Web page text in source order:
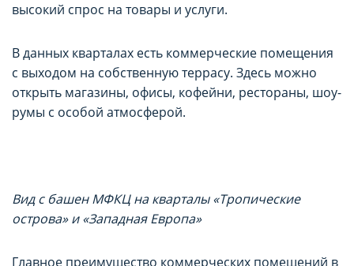
высокий спрос на товары и услуги.
В данных кварталах есть коммерческие помещения
с выходом на собственную террасу. Здесь можно
открыть магазины, офисы, кофейни, рестораны, шоу-
румы с особой атмосферой.
Вид с башен МФКЦ на кварталы «Тропические
острова» и «Западная Европа»
Главное преимущество коммерческих помещений в